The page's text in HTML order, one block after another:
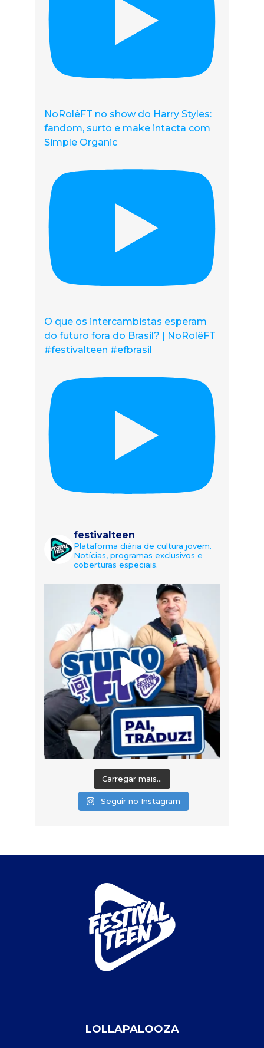
NoRolêFT no show do Harry Styles:
fandom, surto e make intacta com
Simple Organic
O que os intercambistas esperam
do futuro fora do Brasil? | NoRolêFT
#festivalteen #efbrasil
festivalteen
Plataforma diária de cultura jovem.
Notícias, programas exclusivos e
coberturas especiais.
Carregar mais...
Seguir no Instagram
LOLLAPALOOZA